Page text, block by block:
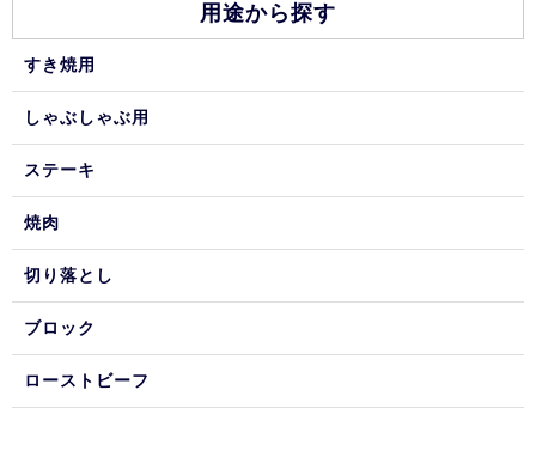
用途から探す
すき焼用
しゃぶしゃぶ用
ステーキ
焼肉
切り落とし
ブロック
ローストビーフ